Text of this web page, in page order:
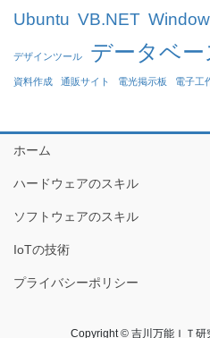
Ubuntu VB.NET
デザインツール データベー
資料作成 通販サイト 電光掲示板 電子工
ホーム
ハードウェアのスキル
ソフトウェアのスキル
IoTの技術
プライバシーポリシー
Copyright © 吉川万能ＩＴ